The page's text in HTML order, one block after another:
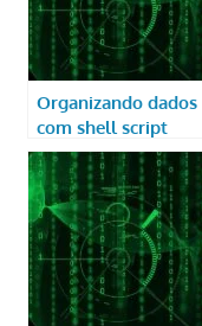
Organizando dados
com shell script